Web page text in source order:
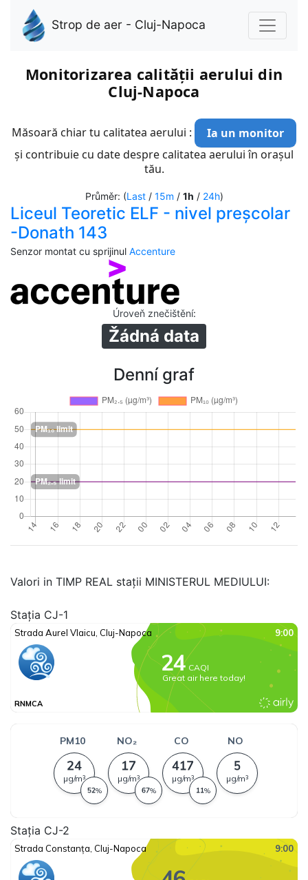
Strop de aer - Cluj-Napoca
Monitorizarea calității aerului din
Cluj-Napoca
Măsoară chiar tu calitatea aerului :
Ia un monitor
și contribuie cu date despre calitatea aerului în orașul
tău.
Průměr: (Last/ 15m / 1h / 24h)
Liceul Teoretic ELF - nivel preșcolar
-Donath 143
Senzor montat cu sprijinul Accenture
Úroveň znečištění:
Žádná data
Denní graf
Valori in TIMP REAL stații MINISTERUL MEDIULUI:
Stația CJ-1
Stația CJ-2